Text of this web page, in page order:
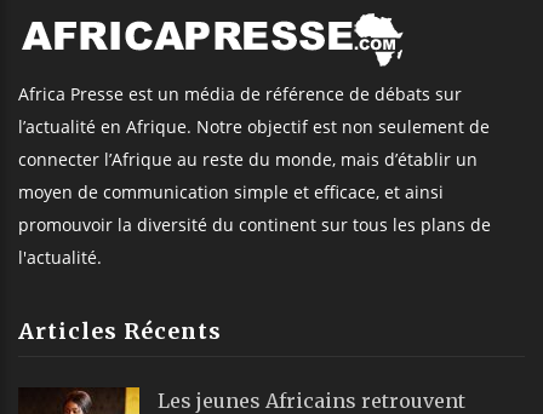
Africa Presse est un média de référence de débats sur
l’actualité en Afrique. Notre objectif est non seulement de
connecter l’Afrique au reste du monde, mais d’établir un
moyen de communication simple et efficace, et ainsi
promouvoir la diversité du continent sur tous les plans de
l'actualité.
Articles Récents
Les jeunes Africains retrouvent